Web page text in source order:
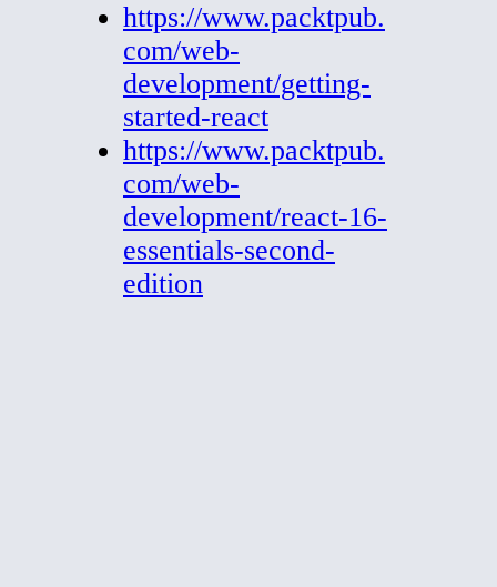
https://www.packtpub.
com/web-
development/getting-
started-react
https://www.packtpub.
com/web-
development/react-16-
essentials-second-
edition